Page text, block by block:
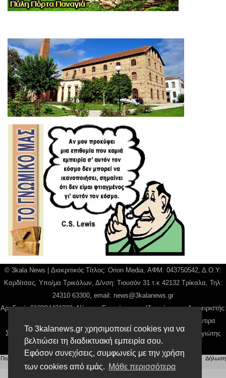
Το 3kalanews.gr χρησιμοποιεί cookies για να
βελτιώσει τη διαδικτυακή εμπειρία σου.
Εφόσον συνεχίσεις, συμφωνείς με την χρήση
των cookies από εμάς. Μάθε περισσότερα
© 3kala News | Διακριτικός Τίτλος: Orion Media, ΑΦΜ: 043750542, Δ.Ο.Υ:
Καρδίτσας, Υπο/μα Τρικάλων, Δ/νση: Τιουσόν 31 τ.κ 42132 Τρίκαλα, Τηλ:
24310 63300, email: news@3kalanews.gr
Αρ. Γεμή: 018804431000, Νόμιμος Εκπρόσωπος, Ιδιοκτήτης και Διαχειριστής:
Παναγιώτης Φιλίππου, Διευθύντρια: Γιαννουσά Βασιλική, Διευθύντιρα
Σύνταξης: Μπαλαμπάνη Βασιλική. Δικαιούχος domain name Παναγιώτης
Φιλίππου
Πολιτική απορρήτου Αίτηση Διαχείρισης Προσωπικών Δεδομένων |Όροι χρήσης
Δήλωση
Συμμόρφωσης